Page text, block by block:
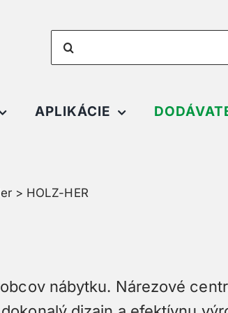
Search
APLIKÁCIE
> HOLZ-HER
nábytku. Nárezové